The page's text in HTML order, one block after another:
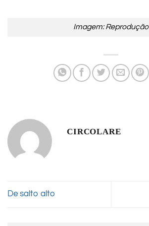
Imagem: Reprodução
CIRCOLARE
De salto alto